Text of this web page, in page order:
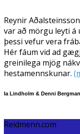
Reynir
var að mörgu leyti á
þessi vefur vera
Hér fáum vid ad
greinilega mjög
hestamennskunar.
Ia Lindholm & Denni
Reidmenn.com